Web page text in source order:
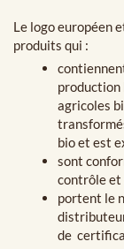
Le logo européen
produits qui :
production
agricoles
bio et est
sont
contrôle
portent le
de